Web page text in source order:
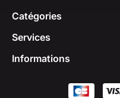
Catégories
Services
Informations